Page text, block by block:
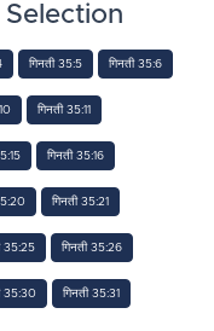
Selection
गिनती 35:5 गिनती 35:6
गिनती 35:11
गिनती 35:16
गिनती 35:21
35:25 गिनती 35:26
35:30 गिनती 35:31